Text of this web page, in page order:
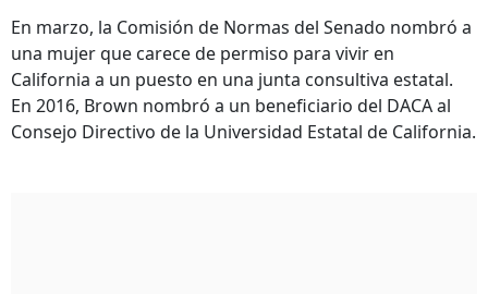
En marzo, la Comisión de Normas del Senado nombró a
una mujer que carece de permiso para vivir en
California a un puesto en una junta consultiva estatal.
En 2016, Brown nombró a un beneficiario del DACA al
Consejo Directivo de la Universidad Estatal de California.